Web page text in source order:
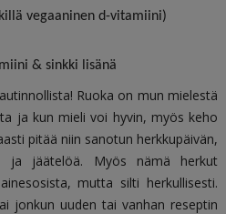
vegaaninen d-vitamiini)
& sinkki lisänä
Ruoka on mun mielestä
ja kun mieli voi hyvin, myös keho
pitää niin sanotun herkkupäivän,
ja jäätelöä. Myös nämä herkut
mutta silti herkullisesti.
jonkun uuden tai vanhan reseptin